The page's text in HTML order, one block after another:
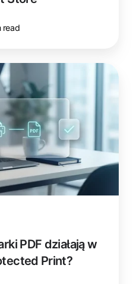
read
PDF działają w
Print?